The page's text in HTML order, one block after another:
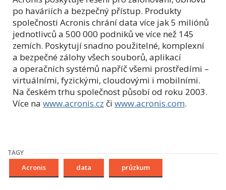
po haváriích a bezpečný přístup. Produkty
společnosti Acronis chrání data více jak 5 miliónů
jednotlivců a 500 000 podniků ve více než 145
zemích. Poskytují snadno použitelné, komplexní
a bezpečné zálohy všech souborů, aplikací
a operačních systémů napříč všemi prostředími –
virtuálními, fyzickými, cloudovými i mobilními.
Na českém trhu společnost působí od roku 2003.
Více na www.acronis.cz či www.acronis.com.
TAGY
Acronis data průzkum